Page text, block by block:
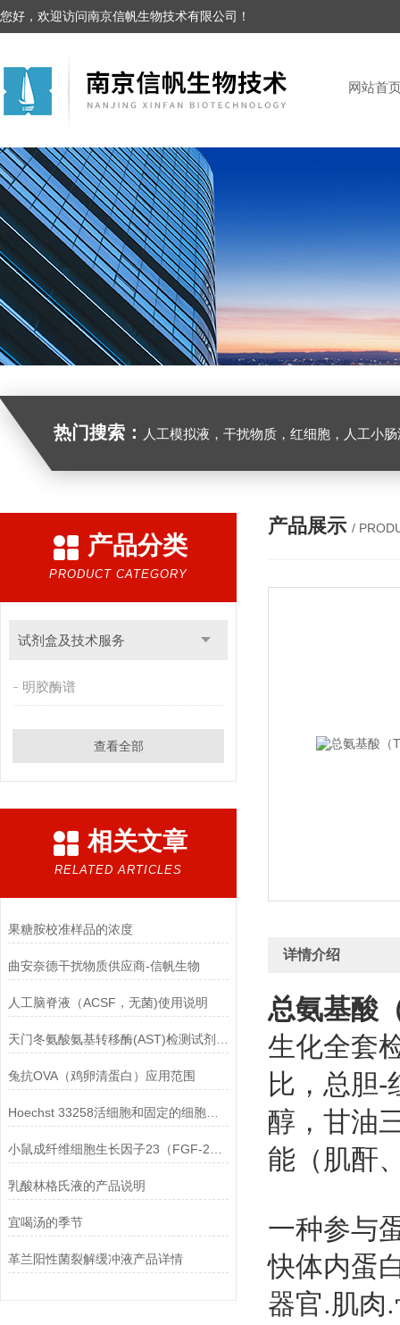
您好，欢迎访问南京信帆生物技术有限公司！
网站首
热门搜索： 人工模拟液，干扰物质，红细胞，人工小
产品分类
PRODUCT CATEGORY
试剂盒及技术服务
明胶酶谱
查看全部
相关文章
RELATED ARTICLES
果糖胺校准样品的浓度
曲安奈德干扰物质供应商-信帆生物
人工脑脊液（ACSF，无菌)使用说明
兔抗OVA（鸡卵清蛋白）应用范围
Hoechst 33258活细胞和固定的细胞均可标记
乳酸林格氏液的产品说明
宜喝汤的季节
革兰阳性菌裂解缓冲液产品详情
产品展示 /
详情介绍
总氨基酸
生化全套
比，总胆-
醇，甘油
能（肌酐
一种参与
快体内蛋
器官.肌肉